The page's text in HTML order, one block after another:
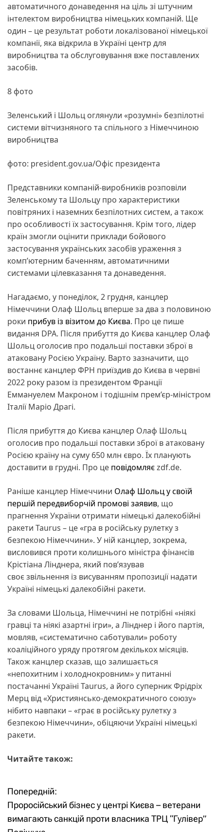
автоматичного донаведення на ціль зі штучним
інтелектом виробництва німецьких компаній. Ще
один – це результат роботи локалізованої німецької
компанії, яка відкрила в Україні центр для
виробництва та обслуговування вже поставлених
засобів.
8 фото
Зеленський і Шольц оглянули «розумні» безпілотні
системи вітчизняного та спільного з Німеччиною
виробництва
фото: president.gov.ua/Офіс президента
Представники компаній-виробників розповіли
Зеленському та Шольцу про характеристики
повітряних і наземних безпілотних систем, а також
про особливості їх застосування. Крім того, лідер
країн змогли оцінити приклади бойового
застосування українських засобів ураження з
комп’ютерним баченням, автоматичними
системами цілевказання та донаведення.
Нагадаємо, у понеділок, 2 грудня, канцлер
Німеччини Олаф Шольц вперше за два з половиною
роки прибув із візитом до Києва. Про це пише
видання DPA. Після прибуття до Києва канцлер Олаф
Шольц оголосив про подальші поставки зброї в
атаковану Росією Україну. Варто зазначити, що
востаннє канцлер ФРН приїздив до Києва в червні
2022 року разом із президентом Франції
Еммануелем Макроном і тодішнім прем’єр-міністром
Італії Маріо Драгі.
Після прибуття до Києва канцлер Олаф Шольц
оголосив про подальші поставки зброї в атаковану
Росією країну на суму 650 млн євро. Їх планують
доставити в грудні. Про це повідомляєzdf.de.
Раніше канцлер Німеччини Олаф Шольц у своїй
першій передвиборчій промові заявив, що
прагнення України отримати німецькі далекобійні
ракети Taurus – це «гра в російську рулетку з
безпекою Німеччини». У ній канцлер, зокрема,
висловився проти колишнього міністра фінансів
Крістіана Лінднера, який пов’язував
своє звільнення із висуванням пропозиції надати
Україні німецькі далекобійні ракети.
За словами Шольца, Німеччині не потрібні «ніякі
гравці та ніякі азартні ігри», а Лінднер і його партія,
мовляв, «систематично саботували» роботу
коаліційного уряду протягом декількох місяців.
Також канцлер сказав, що залишається
«непохитним і холоднокровним» у питанні
постачанні Україні Taurus, а його суперник Фрідріх
Мерц від «Християнсько-демократичного союзу»
нібито навпаки – «грає в російську рулетку з
безпекою Німеччини», обіцяючи Україні німецькі
ракети.
Читайте також:
Н
а
Попередній:
Проросійський бізнес у центрі Києва – ветерани
вимагають санкцій проти власника ТРЦ “Гулівер”